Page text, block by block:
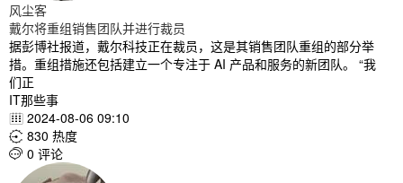
风尘客
戴尔将重组销售团队并进行裁员
据彭博社报道，戴尔科技正在裁员，这是其销售团队重组的部分举
措。重组措施还包括建立一个专注于 AI 产品和服务的新团队。 “我
们正
IT那些事
 2024-08-06 09:10
 830 热度
 0 评论